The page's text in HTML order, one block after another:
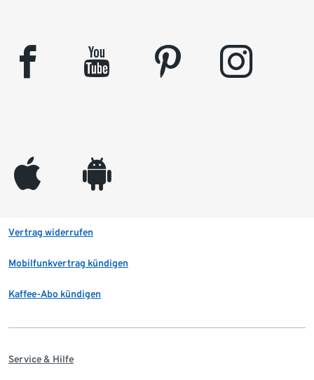
facebook youtube pinterest instagram
appleinc android
Vertrag widerrufen
Mobilfunkvertrag kündigen
Kaffee-Abo kündigen
Service & Hilfe